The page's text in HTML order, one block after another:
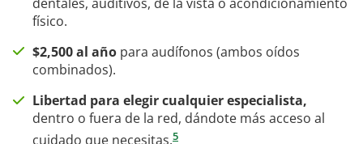
físico.
$2,500 al año para audífonos (ambos oídos
combinados).
Libertad para elegir cualquier especialista,
dentro o fuera de la red, dándote más acceso al
5